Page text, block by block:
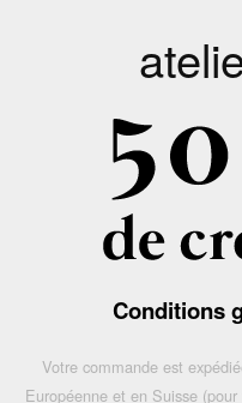
Conditions
Votre commande est
Européenne et en Suisse